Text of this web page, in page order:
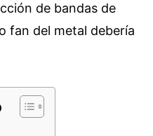
de bandas de
fan del metal debería